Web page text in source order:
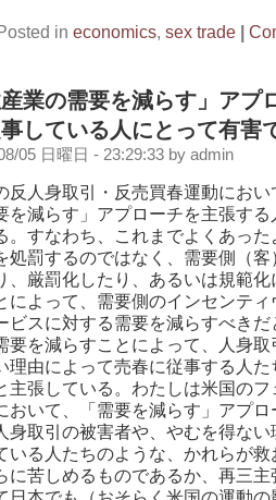
in economics, sex trade |
産業の需要を減らす」アプ
している人にとって有害
05 日曜日 - 23:29:33 by admin
反人身取引・反売買春運動にお
を減らす」アプローチを主張す
。すなわち、これまでよくあっ
処罰するのではなく、需要側（
、厳罰化したり、あるいは規範
によって、需要側のインセンテ
ビスに対する需要を減らすべき
要を減らすことによって、人身
理由によって売春に従事する人
主張している。わたしは米国の
おいて、「需要を減らす」アプ
身取引の被害者や、やむを得な
いる人たちのような、かれらが
に苦しめるものであるか、再三